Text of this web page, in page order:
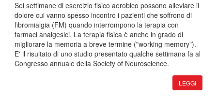
Sei settimane di esercizio fisico aerobico possono alleviare il
dolore cui vanno spesso incontro i pazienti che soffrono di
fibromialgia (FM) quando interrompono la terapia con
farmaci analgesici. La terapia fisica è anche in grado di
migliorare la memoria a breve termine ("working memory").
E' il risultato di uno studio presentato qualche settimana fa al
Congresso annuale della Society of Neuroscience.
LEGGI